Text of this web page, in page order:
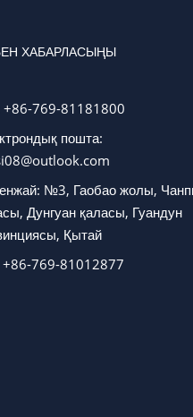
ХАБАРЛАСЫҢЫ
+86-769-81181800
пошта:
№3, Гаобао жолы,
Дунгуан қаласы, Гуандун
Қытай
+86-769-81012877